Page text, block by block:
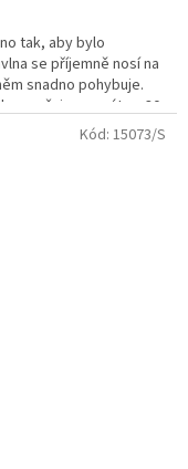
tak, aby bylo
se příjemně nosí na
snadno pohybuje.
se prát na 30
se po vyprání
Kód: 15073/S